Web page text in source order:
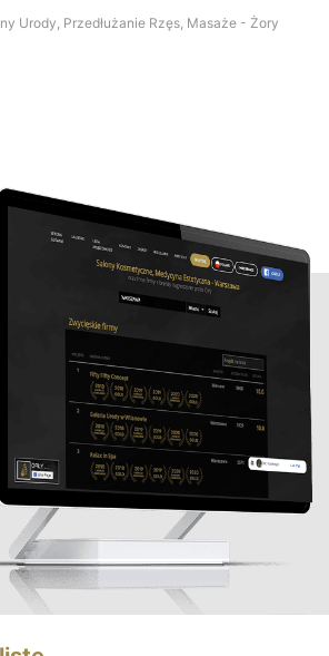
Urody, Przedłużanie Rzęs, Masaże - Żory